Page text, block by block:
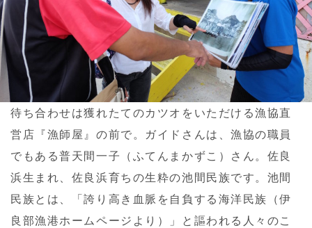
待ち合わせは獲れたてのカツオをいただける漁協直
営店『漁師屋』の前で。ガイドさんは、漁協の職員
でもある普天間一子（ふてんまかずこ）さん。佐良
浜生まれ、佐良浜育ちの生粋の池間民族です。池間
民族とは、「誇り高き血脈を自負する海洋民族（伊
良部漁港ホームページより）」と謳われる人々のこ